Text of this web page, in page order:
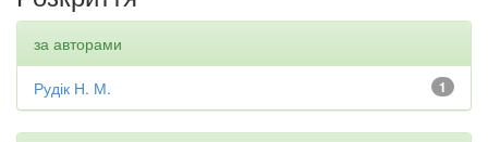
за авторами
1
Рудік Н. М.